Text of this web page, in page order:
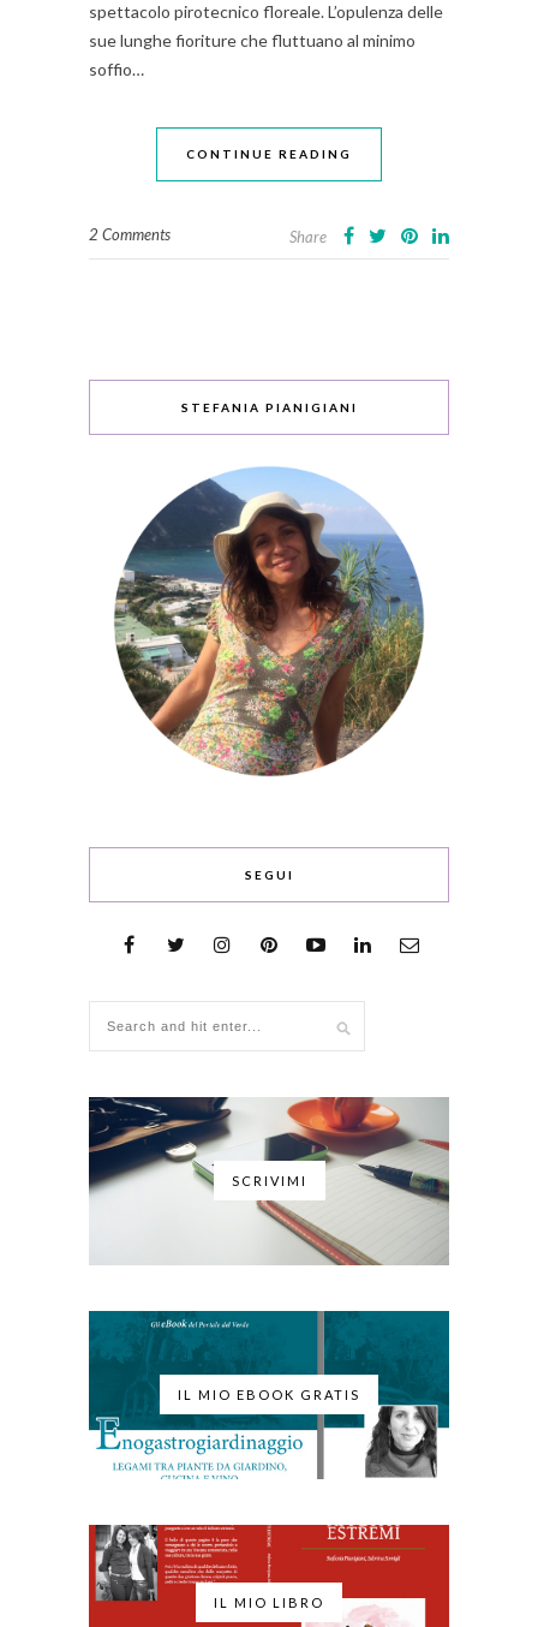
spettacolo pirotecnico floreale. L’opulenza delle
sue lunghe fioriture che fluttuano al minimo
soffio…
CONTINUE READING
2 Comments Share
STEFANIA PIANIGIANI
SEGUI
SCRIVIMI
IL MIO EBOOK GRATIS
IL MIO LIBRO